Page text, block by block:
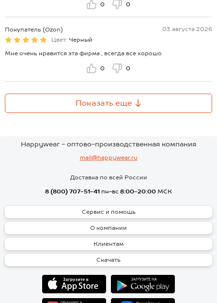
0 0
Покупатель (Ozon)
03 августа 2026
Цвет: Черный
Мне очень нравится эта фирма , всегда все хорошо
0 0
Показать еще
Happywear - оптово-производственная компания
mail@happywear.ru
Доставка по всей России
8 (800) 707-51-41 пн-вс 8:00-20:00 МСК
Сервис и помощь
О компании
Клиентам
Скачать